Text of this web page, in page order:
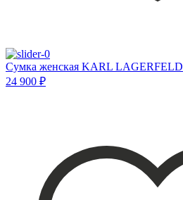
Сумка женская KARL LAGERFELD
24 900 ₽